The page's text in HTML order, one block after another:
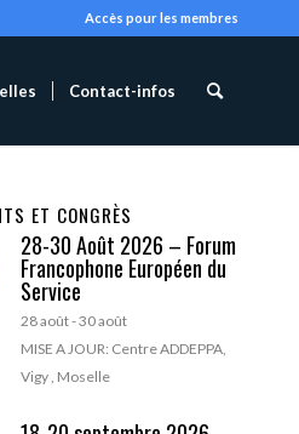
Accès pour les membres
Contact-infos
ET CONGRÈS
28-30 Août 2026 – Forum
Francophone Européen du
Service
28 août-30 août
MISE A JOUR: Centre ADDEPPA,
Vigy , Moselle